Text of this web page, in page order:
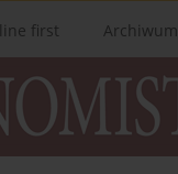
first Archiwum